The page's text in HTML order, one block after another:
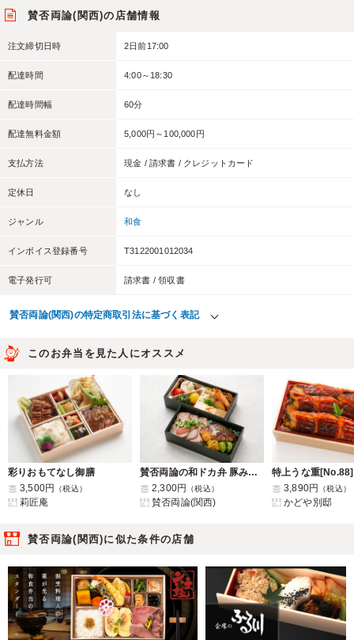
賛否両論(関西)の店舗情報
注文締切日時 2日前17:00
配達時間 4:00～18:30
配達時間幅 60分
配達無料金額 5,000円～100,000円
支払方法 現金 / 請求書 / クレジットカード
定休日 なし
ジャンル 和食
インボイス登録番号 T3122001012034
電子発行可 請求書 / 領収書
賛否両論(関西)の特定商取引法に基づく表記
このお弁当を見た人にオススメ
彩りおもてなし御膳
3,500円
（税込）
莉匠庵
賛否両論の和ドカ弁 豚みそ柚庵・さば醤油麹焼き
2,300円
（税込）
賛否両論(関西)
特上うな重[No.88]
3,890円
（税込）
かどや別邸
賛否両論(関西)に似た条件の店舗